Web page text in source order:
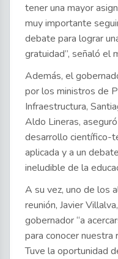
tener una mayor
muy importante
debate para lograr
gratuidad”, señaló el
Además, el
por los ministros de
Infraestructura,
Aldo Lineras,
desarrollo científico-
aplicada y a un
ineludible de la
A su vez, uno de los
reunión, Javier
gobernador “a
para conocer nuestra
Tuve la oportunidad